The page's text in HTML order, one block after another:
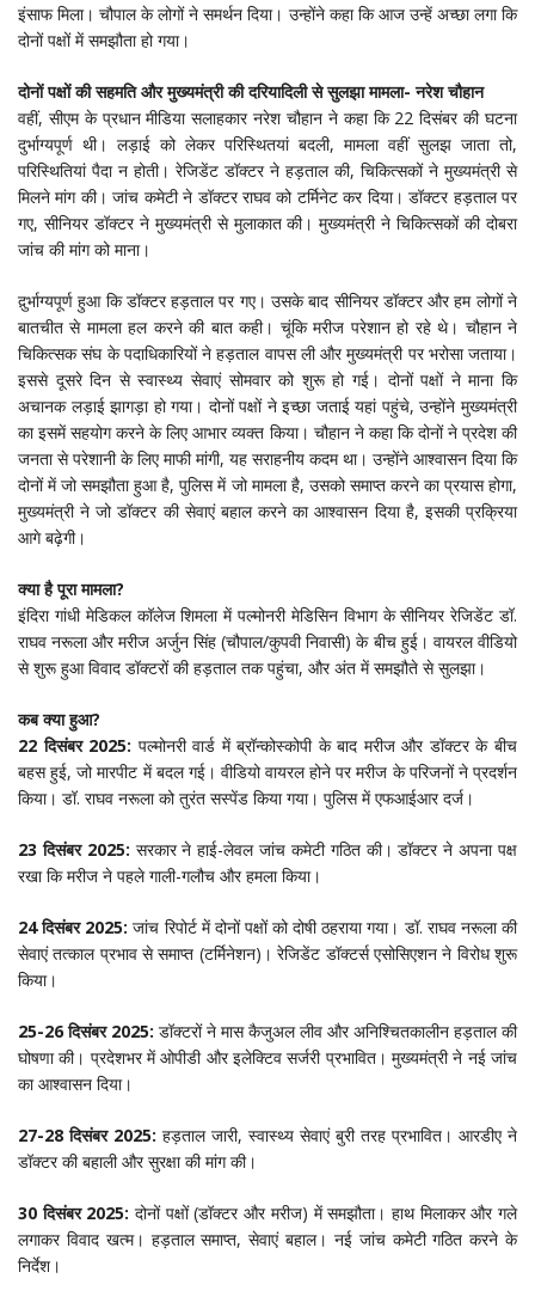
इंसाफ मिला। चौपाल के लोगों ने समर्थन दिया। उन्होंने कहा कि आज उन्हें अच्छा लगा कि
दोनों पक्षों में समझौता हो गया।
दोनों पक्षों की सहमति और मुख्यमंत्री की दरियादिली से सुलझा मामला- नरेश चौहान
वहीं, सीएम के प्रधान मीडिया सलाहकार नरेश चौहान ने कहा कि 22 दिसंबर की घटना
दुर्भाग्यपूर्ण थी। लड़ाई को लेकर परिस्थितयां बदली, मामला वहीं सुलझ जाता तो,
परिस्थितियां पैदा न होती। रेजिडेंट डॉक्टर ने हड़ताल की, चिकित्सकों ने मुख्यमंत्री से
मिलने मांग की। जांच कमेटी ने डॉक्टर राघव को टर्मिनेट कर दिया। डॉक्टर हड़ताल पर
गए, सीनियर डॉक्टर ने मुख्यमंत्री से मुलाकात की। मुख्यमंत्री ने चिकित्सकों की दोबरा
जांच की मांग को माना।
द़ुर्भाग्यपूर्ण हुआ कि डॉक्टर हड़ताल पर गए। उसके बाद सीनियर डॉक्टर और हम लोगों ने
बातचीत से मामला हल करने की बात कही। चूंकि मरीज परेशान हो रहे थे। चौहान ने
चिकित्सक संघ के पदाधिकारियों ने हड़ताल वापस ली और मुख्यमंत्री पर भरोसा जताया।
इससे दूसरे दिन से स्वास्थ्य सेवाएं सोमवार को शुरू हो गई। दोनों पक्षों ने माना कि
अचानक लड़ाई झागड़ा हो गया। दोनों पक्षों ने इच्छा जताई यहां पहुंचे, उन्होंने मुख्यमंत्री
का इसमें सहयोग करने के लिए आभार व्यक्त किया। चौहान ने कहा कि दोनों ने प्रदेश की
जनता से परेशानी के लिए माफी मांगी, यह सराहनीय कदम था। उन्होंने आश्वासन दिया कि
दोनों में जो समझौता हुआ है, पुलिस में जो मामला है, उसको समाप्त करने का प्रयास होगा,
मुख्यमंत्री ने जो डॉक्टर की सेवाएं बहाल करने का आश्वासन दिया है, इसकी प्रक्रिया
आगे बढ़ेगी।
क्या है पूरा मामला?
इंदिरा गांधी मेडिकल कॉलेज शिमला में पल्मोनरी मेडिसिन विभाग के सीनियर रेजिडेंट डॉ.
राघव नरूला और मरीज अर्जुन सिंह (चौपाल/कुपवी निवासी) के बीच हुई। वायरल वीडियो
से शुरू हुआ विवाद डॉक्टरों की हड़ताल तक पहुंचा, और अंत में समझौते से सुलझा।
कब क्या हुआ?
22 दिसंबर 2025: पल्मोनरी वार्ड में ब्रॉन्कोस्कोपी के बाद मरीज और डॉक्टर के बीच
बहस हुई, जो मारपीट में बदल गई। वीडियो वायरल होने पर मरीज के परिजनों ने प्रदर्शन
किया। डॉ. राघव नरूला को तुरंत सस्पेंड किया गया। पुलिस में एफआईआर दर्ज।
23 दिसंबर 2025: सरकार ने हाई-लेवल जांच कमेटी गठित की। डॉक्टर ने अपना पक्ष
रखा कि मरीज ने पहले गाली-गलौच और हमला किया।
24 दिसंबर 2025:जांच रिपोर्ट में दोनों पक्षों को दोषी ठहराया गया। डॉ. राघव नरूला की
सेवाएं तत्काल प्रभाव से समाप्त (टर्मिनेशन)। रेजिडेंट डॉक्टर्स एसोसिएशन ने विरोध शुरू
किया।
25-26 दिसंबर 2025: डॉक्टरों ने मास कैजुअल लीव और अनिश्चितकालीन हड़ताल की
घोषणा की। प्रदेशभर में ओपीडी और इलेक्टिव सर्जरी प्रभावित। मुख्यमंत्री ने नई जांच
का आश्वासन दिया।
27-28 दिसंबर 2025: हड़ताल जारी, स्वास्थ्य सेवाएं बुरी तरह प्रभावित। आरडीए ने
डॉक्टर की बहाली और सुरक्षा की मांग की।
30 दिसंबर 2025:दोनों पक्षों (डॉक्टर और मरीज) में समझौता। हाथ मिलाकर और गले
लगाकर विवाद खत्म। हड़ताल समाप्त, सेवाएं बहाल। नई जांच कमेटी गठित करने के
निर्देश।